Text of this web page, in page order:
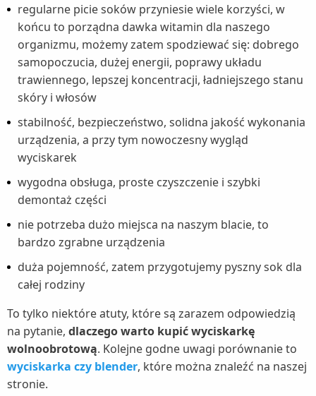
regularne picie soków przyniesie wiele korzyści, w
końcu to porządna dawka witamin dla naszego
organizmu, możemy zatem spodziewać się: dobrego
samopoczucia, dużej energii, poprawy układu
trawiennego, lepszej koncentracji, ładniejszego stanu
skóry i włosów
stabilność, bezpieczeństwo, solidna jakość wykonania
urządzenia, a przy tym nowoczesny wygląd
wyciskarek
wygodna obsługa, proste czyszczenie i szybki
demontaż części
nie potrzeba dużo miejsca na naszym blacie, to
bardzo zgrabne urządzenia
duża pojemność, zatem przygotujemy pyszny sok dla
całej rodziny
To tylko niektóre atuty, które są zarazem odpowiedzią
na pytanie, dlaczego warto kupić wyciskarkę
wolnoobrotową. Kolejne godne uwagi porównanie to
wyciskarka czy blender, które można znaleźć na naszej
stronie.